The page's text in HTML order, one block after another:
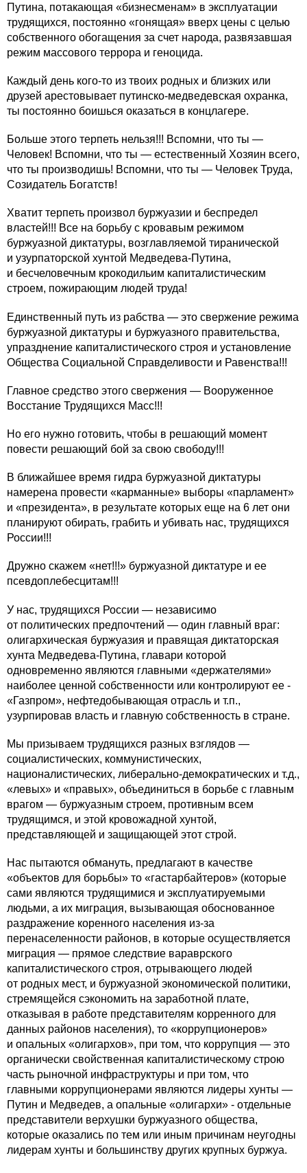
Путина, потакающая «бизнесменам» в эксплуатации
трудящихся, постоянно «гонящая» вверх цены с целью
собственного обогащения за счет народа, развязавшая
режим массового террора и геноцида.
Каждый день кого-то из твоих родных и близких или
друзей арестовывает путинско-медведевская охранка,
ты постоянно боишься оказаться в концлагере.
Больше этого терпеть нельзя!!! Вспомни, что ты —
Человек! Вспомни, что ты — естественный Хозяин всего,
что ты производишь! Вспомни, что ты — Человек Труда,
Созидатель Богатств!
Хватит терпеть произвол буржуазии и беспредел
властей!!! Все на борьбу с кровавым режимом
буржуазной диктатуры, возглавляемой тиранической
и узурпаторской хунтой Медведева-Путина,
и бесчеловечным крокодильим капиталистическим
строем, пожирающим людей труда!
Единственный путь из рабства — это свержение режима
буржуазной диктатуры и буржуазного правительства,
упразднение капиталистического строя и установление
Общества Социальной Справделивости и Равенства!!!
Главное средство этого свержения — Вооруженное
Восстание Трудящихся Масс!!!
Но его нужно готовить, чтобы в решающий момент
повести решающий бой за свою свободу!!!
В ближайшее время гидра буржуазной диктатуры
намерена провести «карманные» выборы «парламент»
и «президента», в результате которых еще на 6 лет они
планируют обирать, грабить и убивать нас, трудящихся
России!!!
Дружно скажем «нет!!!» буржуазной диктатуре и ее
псевдоплебесцитам!!!
У нас, трудящихся России — независимо
от политических предпочтений — один главный враг:
олигархическая буржуазия и правящая диктаторская
хунта Медведева-Путина, главари которой
одновременно являются главными «держателями»
наиболее ценной собственности или контролируют ее -
«Газпром», нефтедобывающая отрасль и т.п.,
узурпировав власть и главную собственность в стране.
Мы призываем трудящихся разных взглядов —
социалистических, коммунистических,
националистических, либерально-демократических и т.д.,
«левых» и «правых», объединиться в борьбе с главным
врагом — буржуазным строем, противным всем
трудящимся, и этой кровожадной хунтой,
представляющей и защищающей этот строй.
Нас пытаются обмануть, предлагают в качестве
«объектов для борьбы» то «гастарбайтеров» (которые
сами являются трудящимися и эксплуатируемыми
людьми, а их миграция, вызывающая обоснованное
раздражение коренного населения из-за
перенаселенности районов, в которые осуществляется
миграция — прямое следствие вараврского
капиталистического строя, отрывающего людей
от родных мест, и буржуазной экономической политики,
стремящейся сэкономить на заработной плате,
отказывая в работе представителям корренного для
данных районов населения), то «коррупционеров»
и опальных «олигархов», при том, что коррупция — это
органически свойственная капиталистическому строю
часть рыночной инфраструктуры и при том, что
главными коррупционерами являются лидеры хунты —
Путин и Медведев, а опальные «олигархи» - отдельные
представители верхушки буржуазного общества,
которые оказались по тем или иным причинам неугодны
лидерам хунты и большинству других крупных буржуа.